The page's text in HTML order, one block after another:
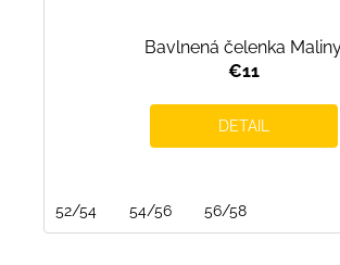
Bavlnená čelenka
€11
DETAIL
52/54 54/56 56/58